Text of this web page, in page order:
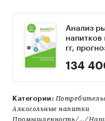
Анализ
гг,
134
Категории:
Алкогольные напитки